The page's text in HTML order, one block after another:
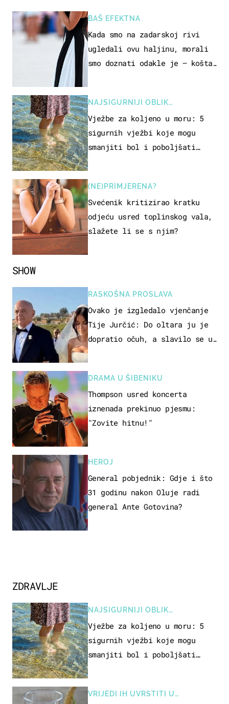
SHOW
RASKOŠNA PROSLAVA
Ovako je izgledalo vjenčanje
Tije Jurčić: Do oltara ju je
dopratio očuh, a slavilo se uz
DRAMA U ŠIBENIKU
Thompson usred koncerta
iznenada prekinuo pjesmu:
"Zovite hitnu!"
HEROJ
General pobjednik: Gdje i što
31 godinu nakon Oluje radi
general Ante Gotovina?
ZDRAVLJE
NAJSIGURNIJI OBLIK
REKREACIJE
Vježbe za koljeno u moru: 5
sigurnih vježbi koje mogu
smanjiti bol i poboljšati
VRIJEDI IH UVRSTITI U
BAŠ EFEKTNA
Kada smo na zadarskoj rivi
ugledali ovu haljinu, morali
smo doznati odakle je – košta
NAJSIGURNIJI OBLIK
REKREACIJE
Vježbe za koljeno u moru: 5
sigurnih vježbi koje mogu
smanjiti bol i poboljšati
(NE)PRIMJERENA?
Svećenik kritizirao kratku
odjeću usred toplinskog vala,
slažete li se s njim?